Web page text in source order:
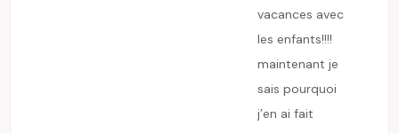
vacances avec
les enfants!!!!
maintenant je
sais pourquoi
j’en ai fait